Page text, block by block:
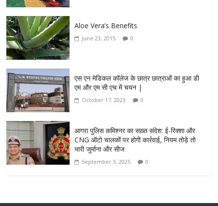
Aloe Vera’s Benefits
June 23, 2015 0
एस एन मेडिकल कॉलेज के छात्र छात्राओं का हुआ डी
एम और एम सी एच में चयन |
October 17, 2023 0
आगरा पुलिस कमिश्नर का सख़्त संदेश: ई-रिक्शा और
CNG ऑटो चालकों पर होगी कार्रवाई, नियम तोड़े तो
भारी जुर्माना और सीज
September 3, 2025 0